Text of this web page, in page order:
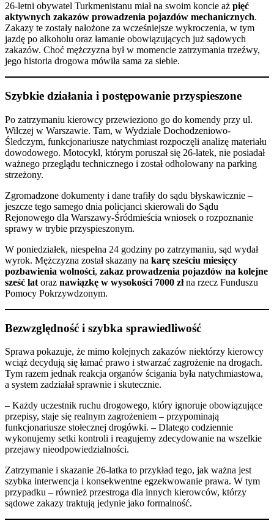
26-letni obywatel Turkmenistanu miał na swoim koncie aż pięć
aktywnych zakazów prowadzenia pojazdów mechanicznych.
Zakazy te zostały nałożone za wcześniejsze wykroczenia, w tym
jazdę po alkoholu oraz łamanie obowiązujących już sądowych
zakazów. Choć mężczyzna był w momencie zatrzymania trzeźwy,
jego historia drogowa mówiła sama za siebie.
Szybkie działania i postępowanie przyspieszone
Po zatrzymaniu kierowcy przewieziono go do komendy przy ul.
Wilczej w Warszawie. Tam, w Wydziale Dochodzeniowo-
Śledczym, funkcjonariusze natychmiast rozpoczęli analizę materiału
dowodowego. Motocykl, którym poruszał się 26-latek, nie posiadał
ważnego przeglądu technicznego i został odholowany na parking
strzeżony.
Zgromadzone dokumenty i dane trafiły do sądu błyskawicznie –
jeszcze tego samego dnia policjanci skierowali do Sądu
Rejonowego dla Warszawy-Śródmieścia wniosek o rozpoznanie
sprawy w trybie przyspieszonym.
W poniedziałek, niespełna 24 godziny po zatrzymaniu, sąd wydał
wyrok. Mężczyzna został skazany na karę sześciu miesięcy
pozbawienia wolności, zakaz prowadzenia pojazdów na kolejne
sześć lat oraz nawiązkę w wysokości 7000 złna rzecz Funduszu
Pomocy Pokrzywdzonym.
Bezwzględność i szybka sprawiedliwość
Sprawa pokazuje, że mimo kolejnych zakazów niektórzy kierowcy
wciąż decydują się łamać prawo i stwarzać zagrożenie na drogach.
Tym razem jednak reakcja organów ścigania była natychmiastowa,
a system zadziałał sprawnie i skutecznie.
– Każdy uczestnik ruchu drogowego, który ignoruje obowiązujące
przepisy, staje się realnym zagrożeniem – przypominają
funkcjonariusze stołecznej drogówki. – Dlatego codziennie
wykonujemy setki kontroli i reagujemy zdecydowanie na wszelkie
przejawy nieodpowiedzialności.
Zatrzymanie i skazanie 26-latka to przykład tego, jak ważna jest
szybka interwencja i konsekwentne egzekwowanie prawa. W tym
przypadku – również przestroga dla innych kierowców, którzy
sądowe zakazy traktują jedynie jako formalność.